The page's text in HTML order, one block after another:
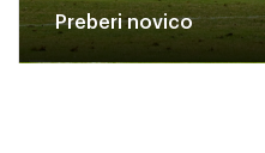
Preberi novico